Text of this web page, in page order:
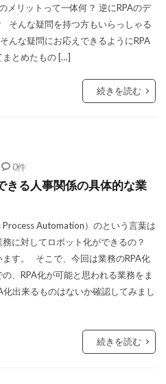
メリットって一体何？ 逆にRPAのデ
そんな疑問を持つ方もいらっしゃる
んな疑問にお応えできるようにRPA
まとめたもの […]
続きを読む
0件
きる人事関係の具体的な業
Automation）のという言葉は
に対してロボット化ができるの？
す。 そこで、今回は業務のRPA化
、RPA化が可能と思われる業務をま
出来るものはないか確認してみまし
続きを読む